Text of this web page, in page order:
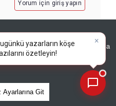
sitemizde
KVKK ve GDPR kapsamında
içinAydınlatma Metnimizi
Ayarlarına Git
Yorum için giriş yapın